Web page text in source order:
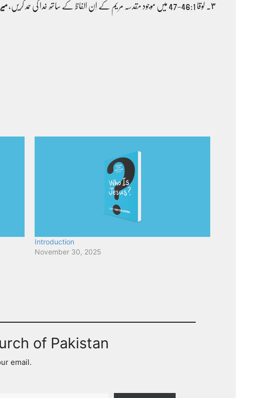
٣۔ لوقا 46:1-47 میں موجود مقدسہ مریم کے اِن الفاظ کے ساتھ خدا کی حمد کریں،
Introduction
November 30, 2025
of Pakistan
email.